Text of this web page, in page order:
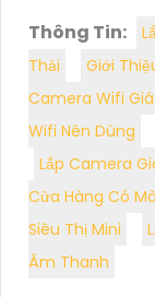
Thông Tin:
Thải
Giới
Camera Wifi
Wifi Nên Dùng
Lắp Camera
Cửa Hàng Có
Siêu Thị Mini
Âm Thanh